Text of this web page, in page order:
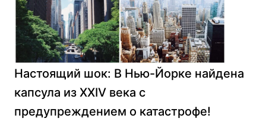
Настоящий шок: В Нью-Йорке найдена
капсула из XXIV века с
предупреждением о катастрофе!